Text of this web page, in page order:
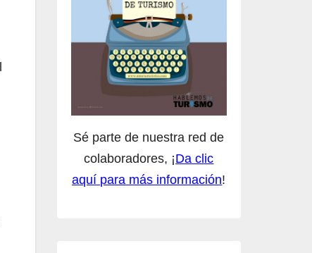
Sé parte de nuestra red de
colaboradores, ¡Da clic
aquí para más información!